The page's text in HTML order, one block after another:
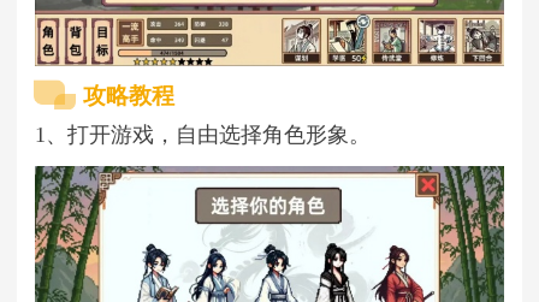
攻略教程
1、打开游戏，自由选择角色形象。